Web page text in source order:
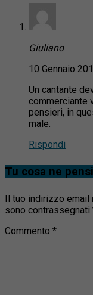
Giuliano
10 Gennaio
Un cantante
commerciante
pensieri, in
male.
Rispondi
Tu cosa ne
Il tuo indirizzo email
sono contrassegnati
Commento *